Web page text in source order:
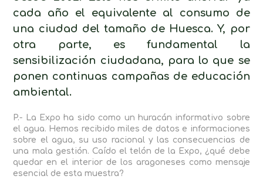
cada año el equivalente al consumo de
una ciudad del tamaño de Huesca. Y, por
otra parte, es fundamental la
sensibilización ciudadana, para lo que se
ponen continuas campañas de educación
ambiental.
P.- La Expo ha sido como un huracán informativo sobre
el agua. Hemos recibido miles de datos e informaciones
sobre el agua, su uso racional y las consecuencias de
una mala gestión. Caído el telón de la Expo, ¿qué debe
quedar en el interior de los aragoneses como mensaje
esencial de esta muestra?